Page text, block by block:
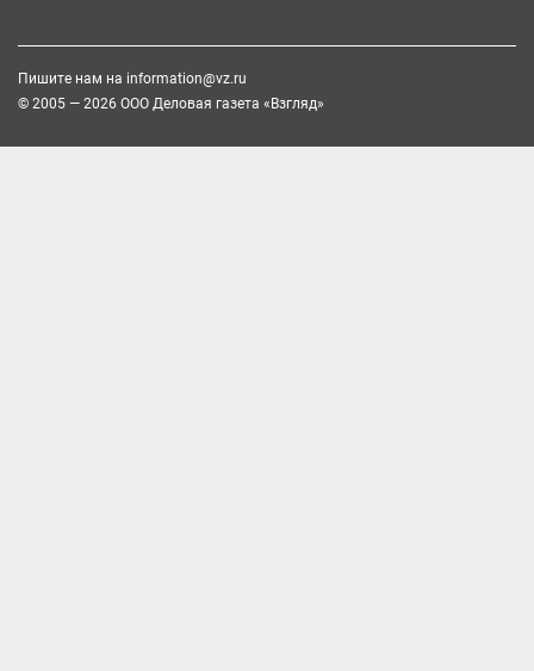
Пишите нам на information@vz.ru
© 2005 — 2026 ООО Деловая газета «Взгляд»